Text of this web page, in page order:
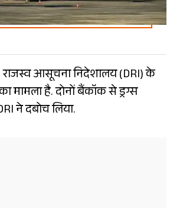
राजस्व आसूचना निदेशालय (DRI) के
मामला है. दोनों बैंकॉक से ड्रग्स
ने दबोच लिया.